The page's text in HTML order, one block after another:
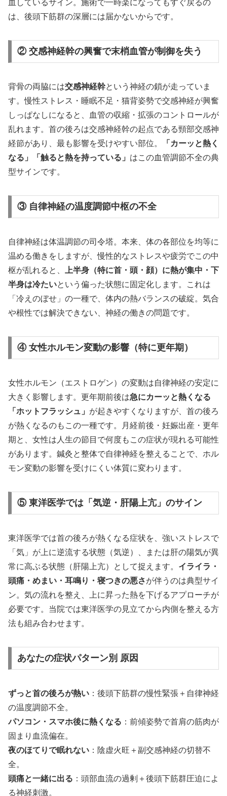
血しているサイン。施術で一時楽になってもすぐ戻るの
は、後頭下筋群の深層には届かないからです。
② 交感神経幹の興奮で末梢血管が制御を失う
背骨の両脇には交感神経幹という神経の鎖が走っていま
す。慢性ストレス・睡眠不足・猫背姿勢で交感神経が興奮
しっぱなしになると、血管の収縮・拡張のコントロールが
乱れます。首の後ろは交感神経幹の起点である頸部交感神
経節があり、最も影響を受けやすい部位。
「カーッと熱く
なる」「触ると熱を持っている」 はこの血管調節不全の典
型サインです。
③ 自律神経の温度調節中枢の不全
自律神経は体温調節の司令塔。本来、体の各部位を均等に
温める働きをしますが、慢性的なストレスや疲労でこの中
枢が乱れると、
上半身（特に首・頭・顔）に熱が集中・下
半身は冷たいという偏った状態に固定化します。これは
「冷えのぼせ」の一種で、体内の熱バランスの破綻。気合
や根性では解決できない、神経の働きの問題です。
④ 女性ホルモン変動の影響（特に更年期）
女性ホルモン（エストロゲン）の変動は自律神経の安定に
大きく影響します。更年期前後は急にカーッと熱くなる
「ホットフラッシュ」 が起きやすくなりますが、首の後ろ
が熱くなるのもこの一種です。月経前後・妊娠出産・更年
期と、女性は人生の節目で何度もこの症状が現れる可能性
があります。鍼灸と整体で自律神経を整えることで、ホル
モン変動の影響を受けにくい体質に変わります。
⑤ 東洋医学では「気逆・肝陽上亢」のサイン
東洋医学では首の後ろが熱くなる症状を、強いストレスで
「気」が上に逆流する状態（気逆）、または肝の陽気が異
常に高ぶる状態（肝陽上亢）として捉えます。 イライラ・
頭痛・めまい・耳鳴り・寝つきの悪さが伴うのは典型サイ
ン。気の流れを整え、上に昇った熱を下げるアプローチが
必要です。当院では東洋医学の見立てから内側を整える方
法も組み合わせます。
あなたの症状パターン別 原因
ずっと首の後ろが熱い ：後頭下筋群の慢性緊張＋自律神経
の温度調節不全。
パソコン・スマホ後に熱くなる ：前傾姿勢で首肩の筋肉が
固まり血流偏在。
夜のほてりで眠れない ：陰虚火旺＋副交感神経の切替不
全。
頭痛と一緒に出る ：頭部血流の過剰＋後頭下筋群圧迫によ
る神経刺激。